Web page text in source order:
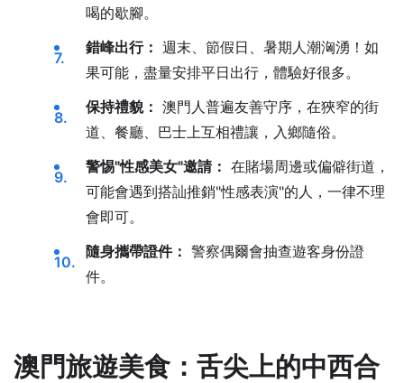
喝的歇腳。
錯峰出行： 週末、節假日、暑期人潮洶湧！如
果可能，盡量安排平日出行，體驗好很多。
保持禮貌： 澳門人普遍友善守序，在狹窄的街
道、餐廳、巴士上互相禮讓，入鄉隨俗。
警惕"性感美女"邀請： 在賭場周邊或偏僻街道，
可能會遇到搭訕推銷"性感表演"的人，一律不理
會即可。
隨身攜帶證件： 警察偶爾會抽查遊客身份證
件。
澳門旅遊美食：舌尖上的中西合